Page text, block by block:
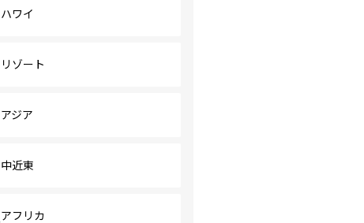
ハワイ
リゾート
アジア
中近東
アフリカ